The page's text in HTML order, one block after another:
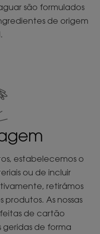
são formulados
de origem
estabelecemos o
ou de incluir
retirámos
produtos. As nossas
feitas de cartão
de forma